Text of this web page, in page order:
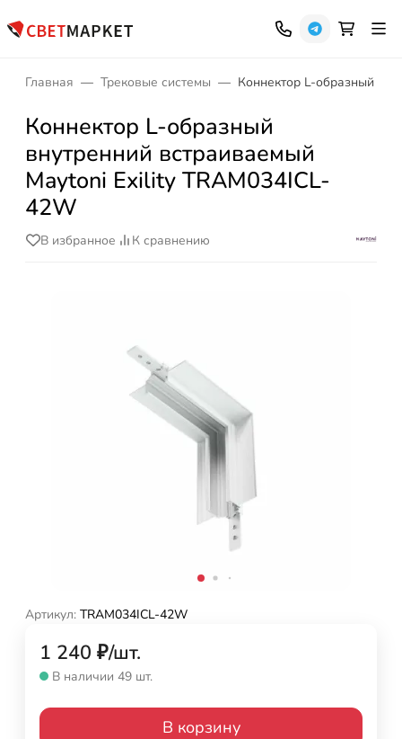
Главная Трековые системы Коннектор L-образный
Коннектор L-образный
внутренний встраиваемый
Maytoni Exility TRAM034ICL-
42W
В избранное К сравнению
Артикул: TRAM034ICL-42W
1 240 ₽/шт.
В наличии 49 шт.
В корзину